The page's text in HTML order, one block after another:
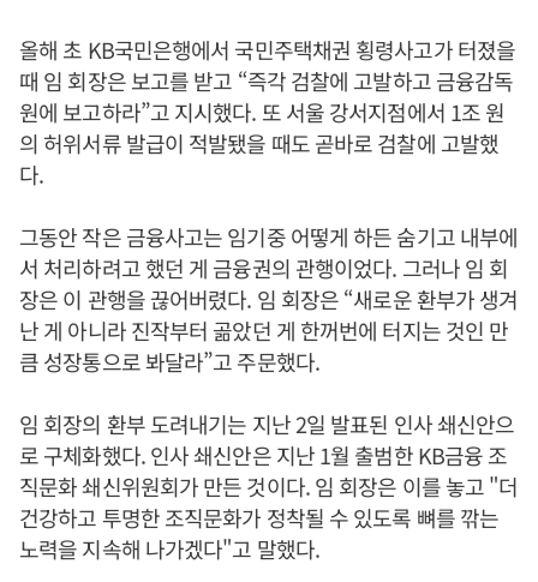
올해 초 KB국민은행에서 국민주택채권 횡령사고가 터졌을
때 임 회장은 보고를 받고 “즉각 검찰에 고발하고 금융감독
원에 보고하라”고 지시했다. 또 서울 강서지점에서 1조 원
의 허위서류 발급이 적발됐을 때도 곧바로 검찰에 고발했
다.
그동안 작은 금융사고는 임기중 어떻게 하든 숨기고 내부에
서 처리하려고 했던 게 금융권의 관행이었다. 그러나 임 회
장은 이 관행을 끊어버렸다. 임 회장은 “새로운 환부가 생겨
난 게 아니라 진작부터 곪았던 게 한꺼번에 터지는 것인 만
큼 성장통으로 봐달라”고 주문했다.
임 회장의 환부 도려내기는 지난 2일 발표된 인사 쇄신안으
로 구체화했다. 인사 쇄신안은 지난 1월 출범한 KB금융 조
직문화 쇄신위원회가 만든 것이다. 임 회장은 이를 놓고 "더
건강하고 투명한 조직문화가 정착될 수 있도록 뼈를 깎는
노력을 지속해 나가겠다"고 말했다.